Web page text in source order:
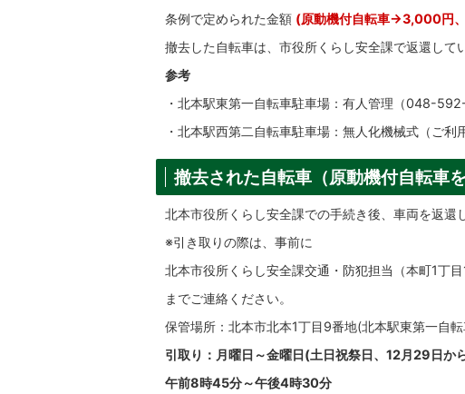
条例で定められた金額 (原動機付自転車→3,000円
撤去した自転車は、市役所くらし安全課で返還して
参考
・北本駅東第一自転車駐車場：有人管理（048-
・北本駅西第二自転車駐車場：無人化機械式（ご利
撤去された自転車（原動機付自転車
北本市役所くらし安全課での手続き後、車両を返還
※引き取りの際は、事前に
北本市役所くらし安全課交通・防犯担当（本町1丁
までご連絡ください。
保管場所：北本市北本1丁目9番地(北本駅東第一自
引取り：月曜日～金曜日(土日祝祭日、12月29日か
午前8時45分～午後4時30分